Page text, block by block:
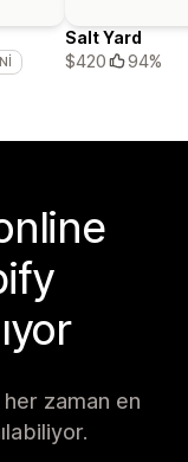
Salt Yard
$420
94%
zaman en